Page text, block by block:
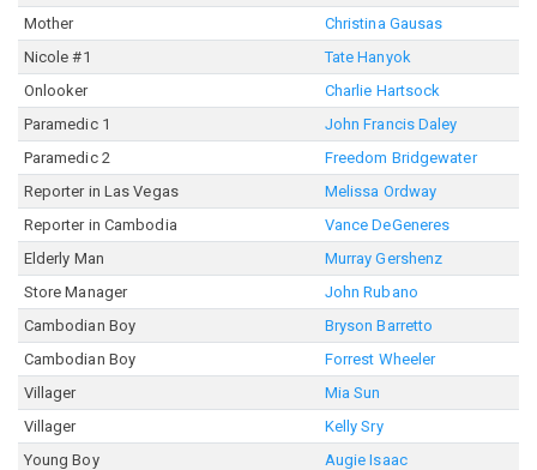
Mother
Christina Gausas
Nicole #1
Tate Hanyok
Onlooker
Charlie Hartsock
Paramedic 1
John Francis Daley
Paramedic 2
Freedom Bridgewater
Reporter in Las Vegas
Melissa Ordway
Reporter in Cambodia
Vance DeGeneres
Elderly Man
Murray Gershenz
Store Manager
John Rubano
Cambodian Boy
Bryson Barretto
Cambodian Boy
Forrest Wheeler
Villager
Mia Sun
Villager
Kelly Sry
Young Boy
Augie Isaac